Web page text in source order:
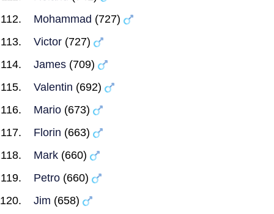
Mohammad (727)
Victor (727)
James (709)
Valentin (692)
Mario (673)
Florin (663)
Mark (660)
Petro (660)
Jim (658)